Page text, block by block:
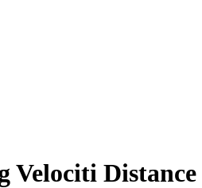
Velociti Distance